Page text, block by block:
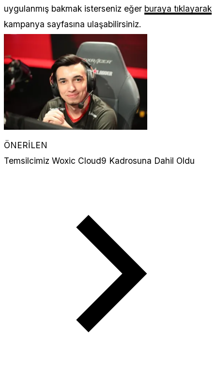
uygulanmış bakmak isterseniz eğer buraya tıklayarak
kampanya sayfasına ulaşabilirsiniz.
ÖNERİLEN
Temsilcimiz Woxic Cloud9 Kadrosuna Dahil Oldu